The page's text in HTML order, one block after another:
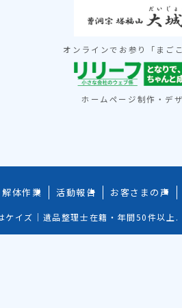
オンラインでお参り「まご
ホームページ制作・デ
体作業 活動報告 お客さまの声
ケイズ｜遺品整理士在籍・年間50件以上.